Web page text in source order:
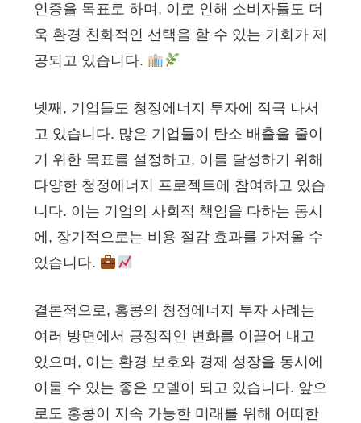
인증을 목표로 하며, 이로 인해 소비자들도 더
욱 환경 친화적인 선택을 할 수 있는 기회가 제
공되고 있습니다.
넷째, 기업들도 청정에너지 투자에 적극 나서
고 있습니다. 많은 기업들이 탄소 배출을 줄이
기 위한 목표를 설정하고, 이를 달성하기 위해
다양한 청정에너지 프로젝트에 참여하고 있습
니다. 이는 기업의 사회적 책임을 다하는 동시
에, 장기적으로는 비용 절감 효과를 가져올 수
있습니다.
결론적으로, 홍콩의 청정에너지 투자 사례는
여러 방면에서 긍정적인 변화를 이끌어 내고
있으며, 이는 환경 보호와 경제 성장을 동시에
이룰 수 있는 좋은 모델이 되고 있습니다. 앞으
로도 홍콩이 지속 가능한 미래를 위해 어떠한